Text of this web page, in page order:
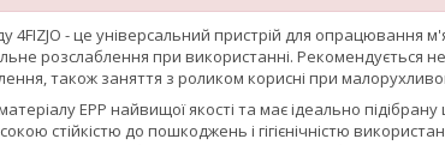
4FIZJO - це універсальний пристрій для опрацювання
розслаблення при використанні. Рекомендується
також заняття з роликом корисні при
EPP найвищої якості та має ідеально
стійкістю до пошкоджень і гігієнічністю